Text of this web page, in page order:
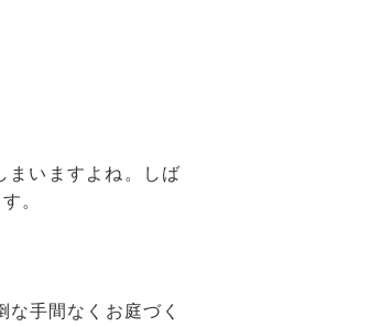
まいますよね。しば
。
手間なくお庭づく